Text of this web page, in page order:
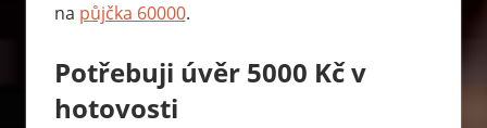
na půjčka 60000.
Potřebuji úvěr 5000 Kč v
hotovosti